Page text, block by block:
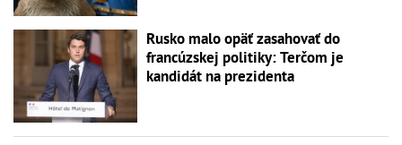
Rusko malo opäť zasahovať do
francúzskej politiky: Terčom je
kandidát na prezidenta